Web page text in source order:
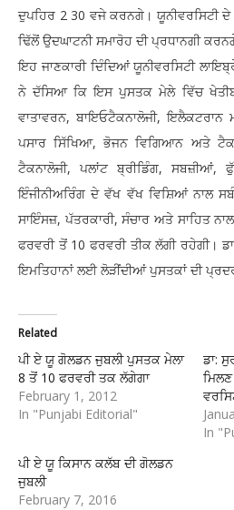
ਦੁਪਹਿਰ 2 30 ਵਜੇ ਕਰਨਗੇ। ਯੂਨੀਵਰਸਿਟੀ
ਢਿੱਲੋਂ ਉਦਘਾਟਨੀ ਸਮਾਰੋਹ ਦੀ ਪ੍ਰਧਾਨਗੀ
ਇਹ ਜਾਣਕਾਰੀ ਦਿੰਦਿਆਂ ਯੂਨੀਵਰਸਿਟੀ
ਨੇ ਦੱਸਿਆ ਕਿ ਇਸ ਪੁਸਤਕ ਮੇਲੇ ਵਿੱਚ
ਵਾਤਾਵਰਨ, ਬਾਇਓਟੈਕਨਾਲੋਜੀ,
ਪਸਾਰ ਸਿੱਖਿਆ, ਭੋਜਨ ਵਿਗਿਆਨ ਅਤੇ
ਟੈਕਨਾਲੋਜੀ, ਪਲਾਂਟ ਬ੍ਰੀਡਿੰਗ,
ਇੰਜੀਨੀਅਰਿੰਗ ਦੇ ਵੱਖ ਵੱਖ ਵਿਸ਼ਿਆਂ ਨਾਲ
ਸਾਇੰਸਜ਼, ਪੱਤਰਕਾਰੀ, ਸੰਚਾਰ ਅਤੇ ਸਾਹਿਤ
ਫਰਵਰੀ ਤੋਂ 10 ਫਰਵਰੀ ਤੀਕ ਲੱਗੀ ਰਹੇਗੀ।
ਇਮਤਿਹਾਨਾਂ ਲਈ ਲੋੜੀਂਦੀਆਂ ਪੁਸਤਕਾਂ ਦੀ
Related
ਪੀ ਏ ਯੂ ਗੋਲਡਨ ਜੁਬਲੀ ਪੁਸਤਕ ਮੇਲਾ
8 ਤੋਂ 10 ਫਰਵਰੀ ਤਕ ਲੱਗੇਗਾ
February 1, 2012
In "Punjabi Editorial"
ਡਾ:
In
ਪੀ ਏ ਯੂ ਕਿਸਾਨ ਕਲੱਬ ਦੀ ਗੋਲਡਨ
ਜੁਬਲੀ
February 7, 2016